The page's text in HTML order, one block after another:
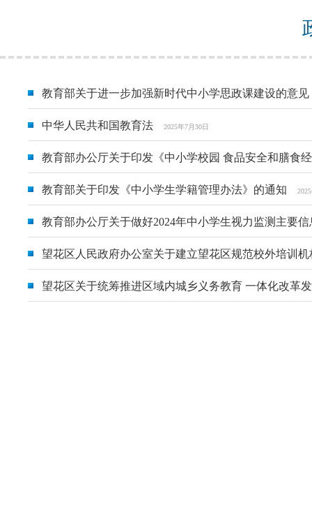
教育部关于进一步加强新时代中小学思政课建设的意见
中华人民共和国教育法 2025年7月30日
教育部办公厅关于印发《中小学校园 食品安全和膳食
教育部关于印发《中小学生学籍管理办法》的通知
教育部办公厅关于做好2024年中小学生视力监测主要
望花区人民政府办公室关于建立望花区规范校外培训
望花区关于统筹推进区域内城乡义务教育 一体化改革